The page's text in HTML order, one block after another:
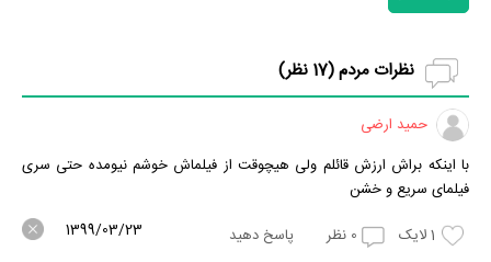
نظرات مردم (17 نظر)
حمید ارضی
با اینکه براش ارزش قائلم ولی هیچوقت از فیلماش خوشم نیومده حتی سری
فیلمای سریع و خشن
1لایک 0 نظر پاسخ دهید 1399/03/23